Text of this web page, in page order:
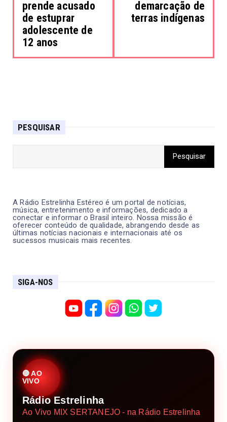
prende acusado
de estuprar
adolescente de
12 anos
demarcação de
terras indígenas
PESQUISAR
A Rádio Estrelinha Estéreo é um portal de notícias,
música, entretenimento e informações, dedicado a
conectar e informar o Brasil inteiro. Nossa missão é
oferecer conteúdo de qualidade, abrangendo desde as
últimas notícias nacionais e internacionais até os
sucessos musicais mais recentes.
SIGA-NOS
🔴 AO
VIVO
Rádio Estrelinha
Ao Vivo MIX SERTANEJO - na Rádio Estrelinha